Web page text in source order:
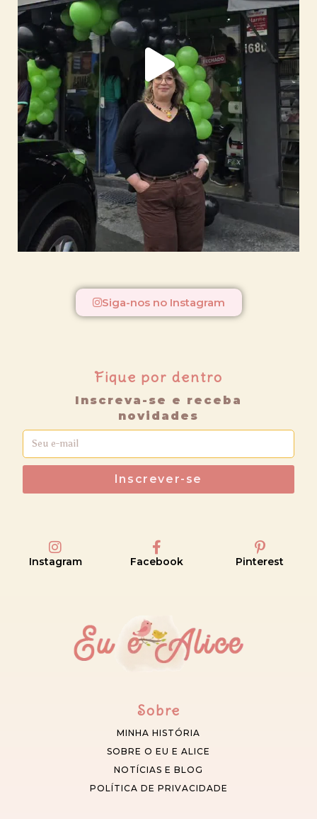
Siga-nos no Instagram
Fique por dentro
Inscreva-se e receba
novidades
Inscrever-se
Instagram Facebook Pinterest
Sobre
MINHA HISTÓRIA
SOBRE O EU E ALICE
NOTÍCIAS E BLOG
POLÍTICA DE PRIVACIDADE